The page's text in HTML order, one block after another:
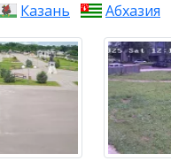
Казань Абхазия